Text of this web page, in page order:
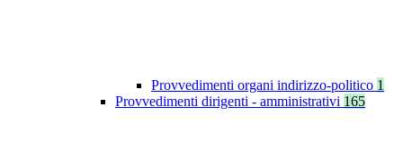
Provvedimenti organi indirizzo-politico 1
Provvedimenti dirigenti - amministrativi 165